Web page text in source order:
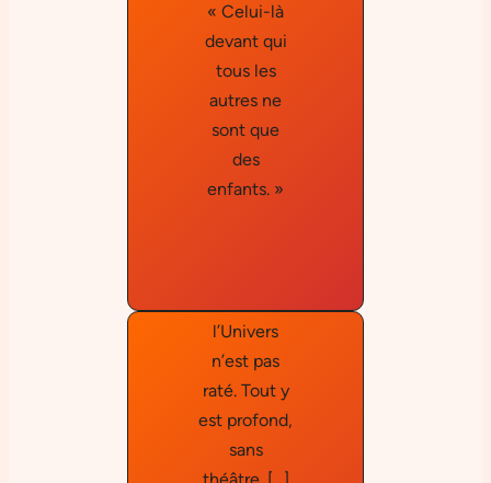
« Celui-là
devant qui
tous les
autres ne
sont que
des
enfants. »
Robert
Schuma
nn
« Bach est
la seule
l’Univers
n’est pas
raté. Tout y
est profond,
sans